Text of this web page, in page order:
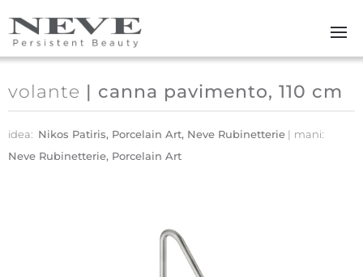
Skip to main content
volante | canna pavimento, 110 cm
idea: Nikos Patiris, Porcelain Art, Neve Rubinetterie
mani:
Neve Rubinetterie, Porcelain Art